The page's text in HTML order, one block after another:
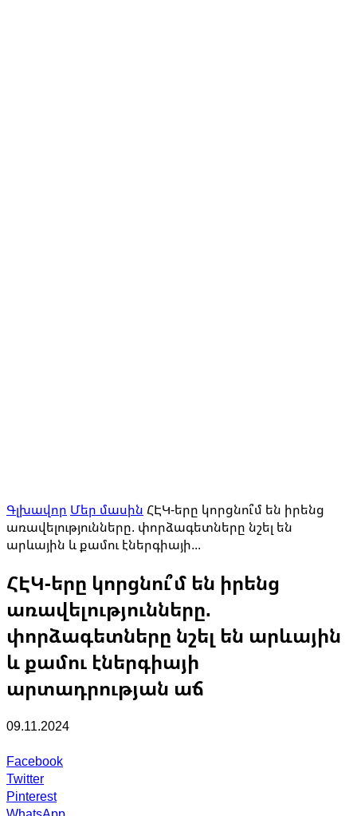
Գլխավոր Մեր մասին ՀԷԿ-երը կորցնու՞մ են իրենց
առավելությունները. փորձագետները նշել են
արևային և քամու էներգիայի...
ՀԷԿ-երը կորցնու՞մ են իրենց
առավելությունները.
փորձագետները նշել են արևային
և քամու էներգիայի
արտադրության աճ
09.11.2024
Facebook
Twitter
Pinterest